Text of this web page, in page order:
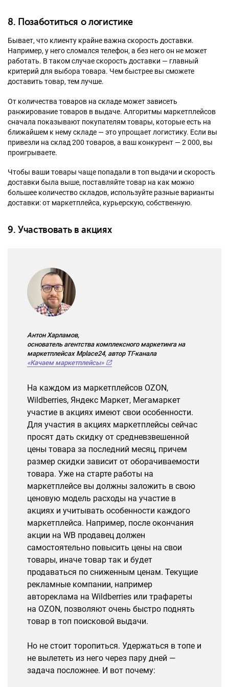
8. Позаботиться о логистике
Бывает, что клиенту крайне важна скорость доставки.
Например, у него сломался телефон, а без него он не может
работать. В таком случае скорость доставки — главный
критерий для выбора товара. Чем быстрее вы сможете
доставить товар, тем лучше.
От количества товаров на складе может зависеть
ранжирование товаров в выдаче. Алгоритмы маркетплейсов
сначала показывают покупателям товары, которые есть на
ближайшем к нему складе — это упрощает логистику. Если вы
привезли на склад 200 товаров, а ваш конкурент — 2 000, вы
проигрываете.
Чтобы ваши товары чаще попадали в топ выдачи и скорость
доставки была выше, поставляйте товар на как можно
большее количество складов, используйте разные варианты
доставки: от маркетплейса, курьерскую, собственную.
9. Участвовать в акциях
Антон Харламов,
основатель агентства комплексного маркетинга на
маркетплейсах Mplace24, автор ТГ-канала
«Качаем маркетплейсы»
На каждом из маркетплейсов OZON,
Wildberries, Яндекс Маркет, Мегамаркет
участие в акциях имеют свои особенности.
Для участия в акциях маркетплейсы сейчас
просят дать скидку от средневзвешенной
цены товара за последний месяц, причем
размер скидки зависит от оборачиваемости
товара. Уже на старте работы на
маркетплейсе вы должны заложить в свою
ценовую модель расходы на участие в
акциях и учитывать особенности каждого
маркетплейса. Например, после окончания
акции на WB продавец должен
самостоятельно повысить цены на свои
товары, иначе товар так и будет
продаваться по сниженным ценам. Текущие
рекламные компании, например
автореклама на Wildberries или трафареты
на OZON, позволяют очень быстро поднять
товар в топ поисковой выдачи.
Но не стоит торопиться. Удержаться в топе и
не вылететь из него через пару дней —
задача посложнее. И вот почему: